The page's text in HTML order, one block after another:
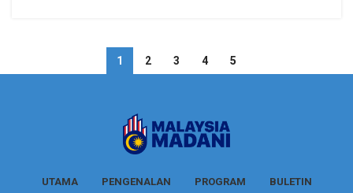
1 2 3 4 5
UTAMA PENGENALAN PROGRAM BULETIN